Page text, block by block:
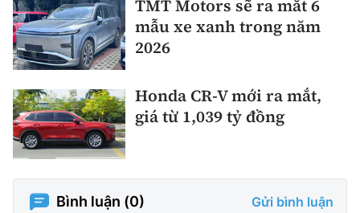
TMT Motors sẽ ra mắt 6
mẫu xe xanh trong năm
2026
Honda CR-V mới ra mắt,
giá từ 1,039 tỷ đồng
Bình luận (0) Gửi bình luận